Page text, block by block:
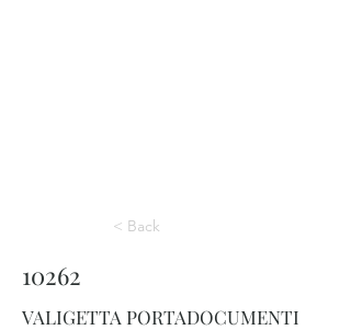
< Back
10262
VALIGETTA PORTADOCUMENTI